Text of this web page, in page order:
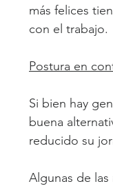
más felices
con el trabajo.
Postura en
Si bien hay
buena
reducido su
Algunas de